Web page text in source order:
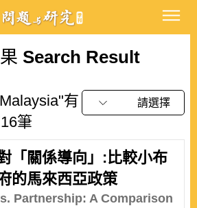
Search Result
有
筆
請選擇
「關係導向」:比較小布
的馬來西亞政策
Partnership: A Comparison